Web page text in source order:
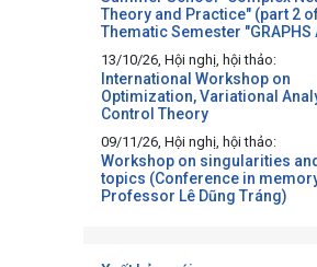
Theory and Practice" (part 2
Thematic Semester "GRAPHS
13/10/26, Hội nghị, hội thảo:
International Workshop on
Optimization, Variational
Control Theory
09/11/26, Hội nghị, hội thảo:
Workshop on singularities
topics (Conference in
Professor Lê Dũng Tráng)